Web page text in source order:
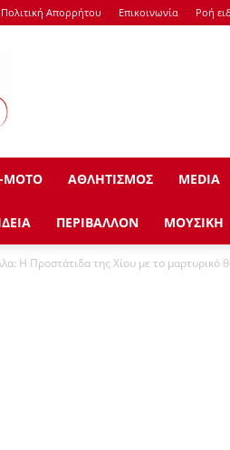
Πολιτική Απορρήτου Επικοινωνία Ροή
ΜΟΤΟ ΑΘΛΗΤΙΣΜΟΣ ΜEDIA
ΠΕΡΙΒΑΛΛΟΝ ΜΟΥΣΙΚΗ
Η Προστάτιδα της Χίου με το μαρτυρικό